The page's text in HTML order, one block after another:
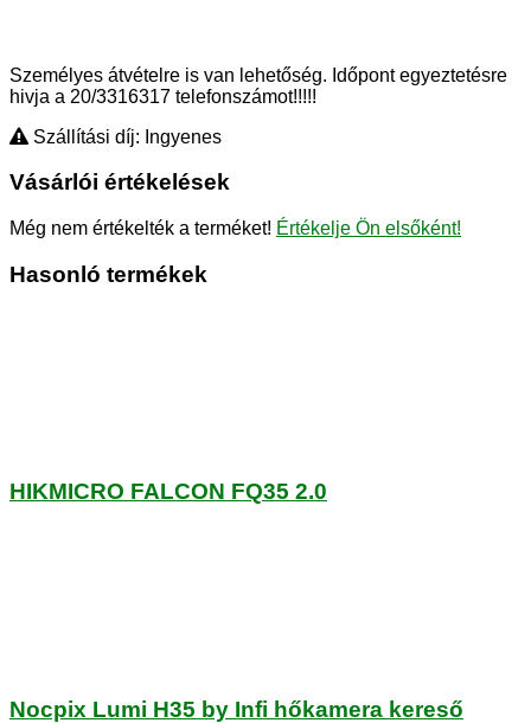
Személyes átvételre is van lehetőség. Időpont egyeztetésre
hivja a 20/3316317 telefonszámot!!!!!
Szállítási díj: Ingyenes
Vásárlói értékelések
Még nem értékelték a terméket! Értékelje Ön elsőként!
Hasonló termékek
HIKMICRO FALCON FQ35 2.0
Nocpix Lumi H35 by Infi hőkamera kereső